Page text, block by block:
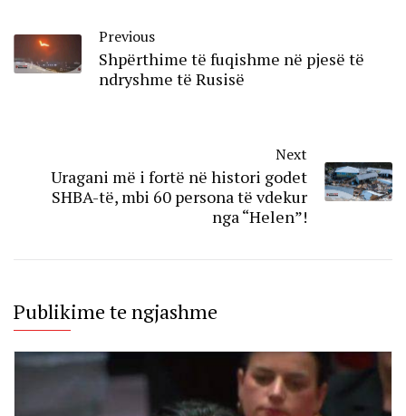
Previous
Shpërthime të fuqishme në pjesë të
ndryshme të Rusisë
Next
Uragani më i fortë në histori godet
SHBA-të, mbi 60 persona të vdekur
nga “Helen”!
Publikime te ngjashme